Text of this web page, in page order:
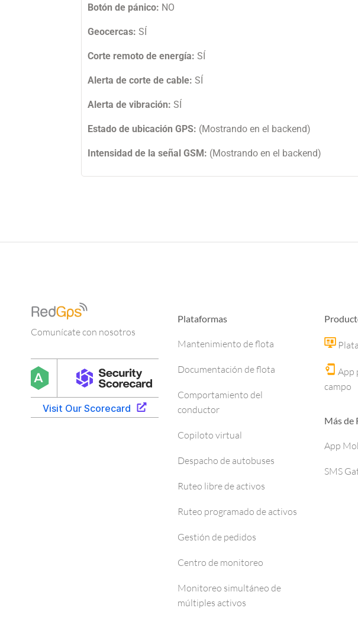
Botón de pánico: NO
Geocercas: SÍ
Corte remoto de energía: SÍ
Alerta de corte de cable: SÍ
Alerta de vibración: SÍ
Estado de ubicación GPS: (Mostrando en el backend)
Intensidad de la señal GSM: (Mostrando en el backend)
Comunícate con nosotros
Plataformas
Mantenimiento de flota
Documentación de flota
Comportamiento del
conductor
Copiloto virtual
Despacho de autobuses
Ruteo libre de activos
Ruteo programado de activos
Gestión de pedidos
Centro de monitoreo
Monitoreo simultáneo de
múltiples activos
App
campo
Más de
App
SMS